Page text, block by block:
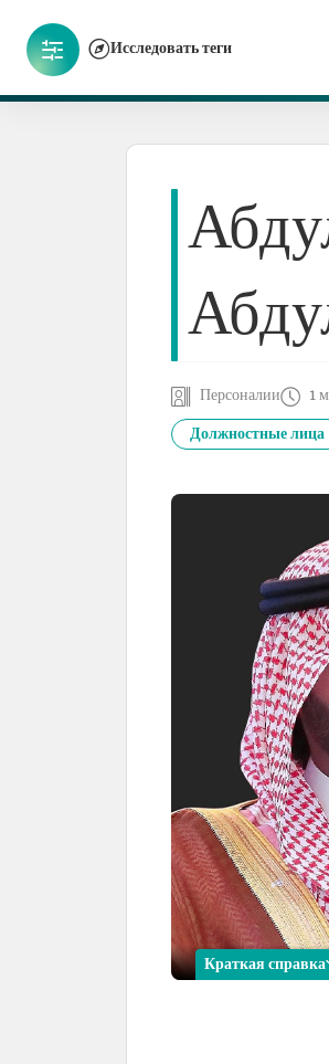
Исследовать теги
Персоналии 1
Должностные лица
Краткая справка